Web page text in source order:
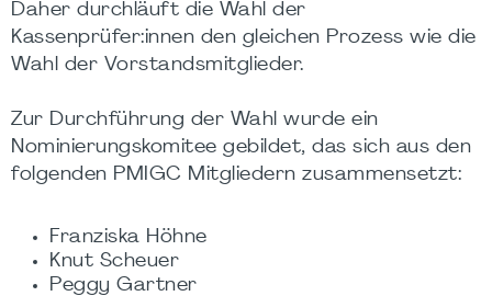
Daher durchläuft die Wahl der
Kassenprüfer:innen den gleichen Prozess wie die
Wahl der Vorstandsmitglieder.
Zur Durchführung der Wahl wurde ein
Nominierungskomitee gebildet, das sich aus den
folgenden PMIGC Mitgliedern zusammensetzt:
Franziska Höhne
Knut Scheuer
Peggy Gartner